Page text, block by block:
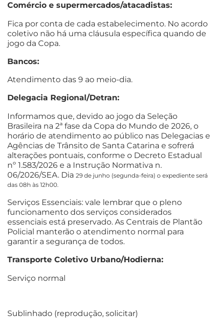
Comércio e supermercados/atacadistas:
Fica por conta de cada estabelecimento. No acordo
coletivo não há uma cláusula específica quando de
jogo da Copa.
Bancos:
Atendimento das 9 ao meio-dia.
Delegacia Regional/Detran:
Informamos que, devido ao jogo da Seleção
Brasileira na 2ª fase da Copa do Mundo de 2026, o
horário de atendimento ao público nas Delegacias e
Agências de Trânsito de Santa Catarina e sofrerá
alterações pontuais, conforme o Decreto Estadual
nº 1.583/2026 e a Instrução Normativa n.
06/2026/SEA. Dia 29 de junho (segunda-feira) o expediente será
das 08h às 12h00.
Serviços Essenciais: vale lembrar que o pleno
funcionamento dos serviços considerados
essenciais está preservado. As Centrais de Plantão
Policial manterão o atendimento normal para
garantir a segurança de todos.
Transporte Coletivo Urbano/Hodierna:
Serviço normal
Sublinhado (reprodução, solicitar)